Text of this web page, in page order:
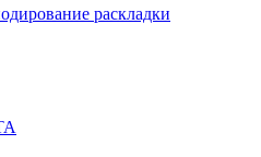
раскладки